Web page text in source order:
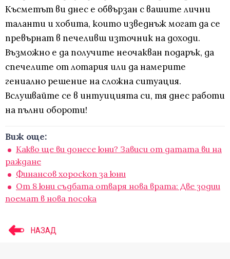
Късметът ви днес е обвързан с вашите лични
таланти и хобита, които изведнъж могат да се
превърнат в печеливш източник на доходи.
Възможно е да получите неочакван подарък, да
спечелите от лотария или да намерите
гениално решение на сложна ситуация.
Вслушвайте се в интуицията си, тя днес работи
на пълни обороти!
Виж още:
Какво ще ви донесе юни? Зависи от датата ви на
раждане
Финансов хороскоп за юни
От 8 юни съдбата отваря нова врата: Две зодии
поемат в нова посока
НАЗАД